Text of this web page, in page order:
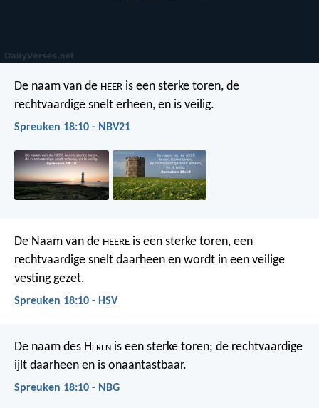
De naam van de HEER is een sterke toren, de
rechtvaardige snelt erheen, en is veilig.
Spreuken 18:10 - NBV21
De Naam van de HEERE is een sterke toren, een
rechtvaardige snelt daarheen en wordt in een veilige
vesting gezet.
Spreuken 18:10 - HSV
De naam des Heren is een sterke toren; de rechtvaardige
ijlt daarheen en is onaantastbaar.
Spreuken 18:10 - NBG